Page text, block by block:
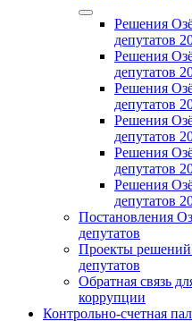
Решения
депутатов
Решения
депутатов
Решения
депутатов
Решения
депутатов
Решения
депутатов
Решения
депутатов
Постановления
депутатов
Проекты решений
депутатов
Обратная связь
коррупции
Контрольно-счетная